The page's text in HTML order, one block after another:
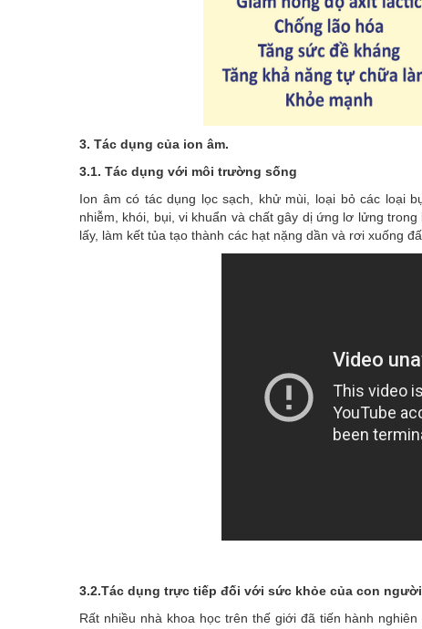
3. Tác dụng của ion âm.
3.1. Tác dụng với môi trường sống
Ion âm có tác dụng lọc sạch, khử mùi, loại bỏ các loại
nhiễm, khói, bụi, vi khuẩn và chất gây dị ứng lơ lửng
lấy, làm kết tủa tạo thành các hạt nặng dần và rơi xuống
3.2.Tác dụng trực tiếp đối với sức khỏe của con người
Rất nhiều nhà khoa học trên thế giới đã tiến hành